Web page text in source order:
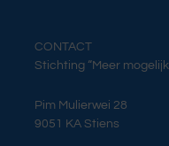
CONTACT
Stichting “Meer
Pim Mulierwei 28
9051 KA Stiens